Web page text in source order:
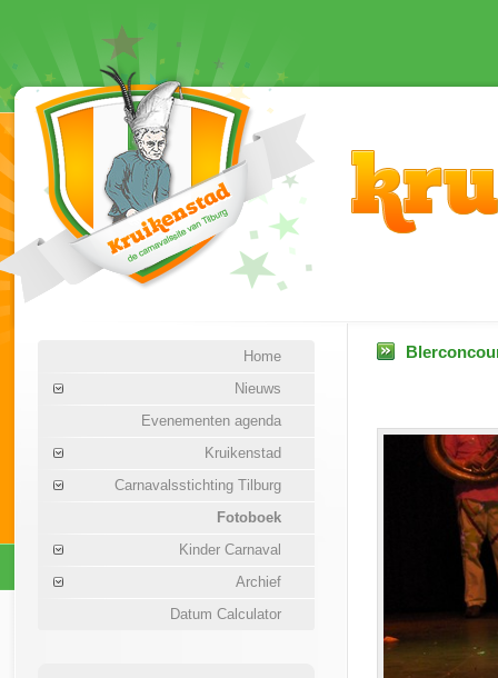
Home
Nieuws
Evenementen agenda
Kruikenstad
Carnavalsstichting Tilburg
Fotoboek
Kinder Carnaval
Archief
Datum Calculator